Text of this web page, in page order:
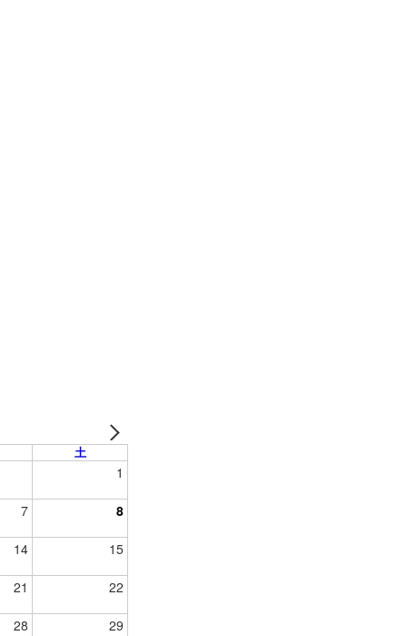
土
1
7 8
14 15
21 22
28 29